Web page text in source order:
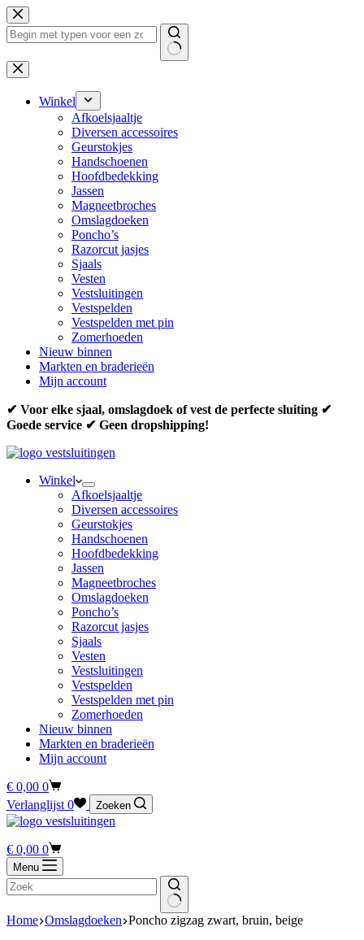
Ga
naar
de
Geen
resultaten
Winkel
Afkoelsjaaltje
Diversen accessoires
Geurstokjes
Handschoenen
Hoofdbedekking
Jassen
Magneetbroches
Omslagdoeken
Poncho’s
Razorcut jasjes
Sjaals
Vesten
Vestsluitingen
Vestspelden
Vestspelden met pin
Zomerhoeden
Nieuw binnen
Markten en braderieën
Mijn account
✔ Voor elke sjaal, omslagdoek of vest de perfecte sluiting ✔
Goede service ✔ Geen dropshipping!
Winkel
Afkoelsjaaltje
Diversen accessoires
Geurstokjes
Handschoenen
Hoofdbedekking
Jassen
Magneetbroches
Omslagdoeken
Poncho’s
Razorcut jasjes
Sjaals
Vesten
Vestsluitingen
Vestspelden
Vestspelden met pin
Zomerhoeden
Nieuw binnen
Markten en braderieën
Mijn account
Winkelwagen
€ 0,00 0
Verlanglijst 0 Zoeken
Winkelwagen
€ 0,00 0
Menu
Home Omslagdoeken Poncho zigzag zwart, bruin, beige